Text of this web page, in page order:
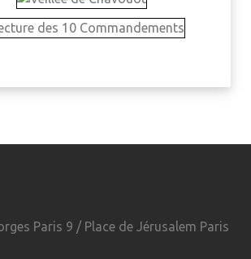
Paris 9 / Place de Jérusalem Paris